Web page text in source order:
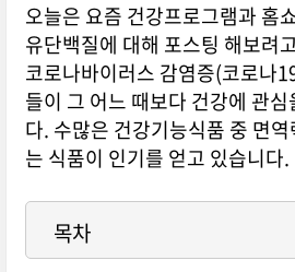
오늘은 요즘 건강프로그램과 홈
유단백질에 대해 포스팅 해보려
코로나바이러스 감염증(코로나
들이 그 어느 때보다 건강에 관
다. 수많은 건강기능식품 중 면
는 식품이 인기를 얻고 있습니다.
목차